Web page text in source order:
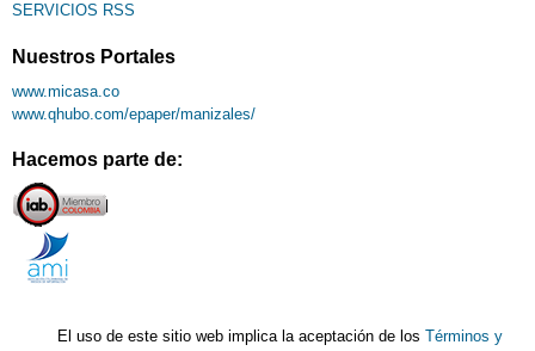
SERVICIOS RSS
Nuestros Portales
www.micasa.co
www.qhubo.com/epaper/manizales/
Hacemos parte de:
El uso de este sitio web implica la aceptación de los Términos y